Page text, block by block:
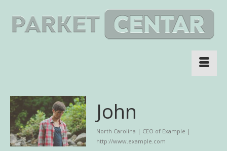
John
North Carolina | CEO of Example |
http://www.example.com